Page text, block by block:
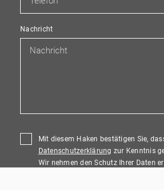
Nachricht
Mit diesem Haken bestätigen Sie,
Datenschutzerklärung zur Kenntnis
Wir nehmen den Schutz Ihrer Daten